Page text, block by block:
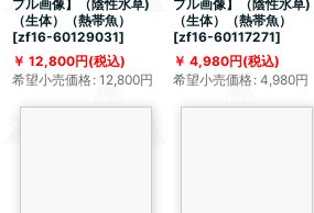
プル画像】（陰性水草)
（生体）（熱帯魚）
[zf16-60129031]
12,800円(税込)
希望小売価格: 12,800円
プル画像】（陰性水草)
（生体）（熱帯魚）
[zf16-60117271]
4,980円(税込)
希望小売価格: 4,980円